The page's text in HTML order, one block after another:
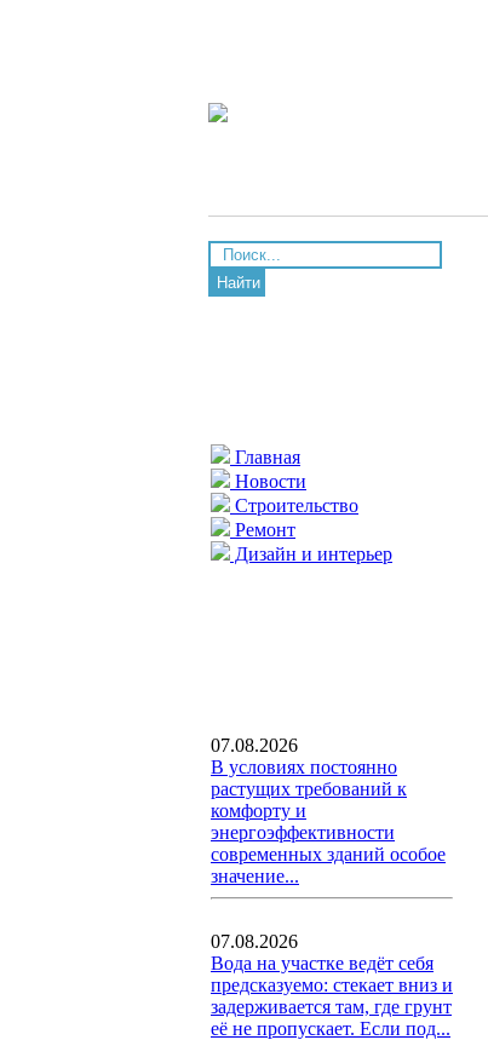
Найти
Главная
Новости
Строительство
Ремонт
Дизайн и интерьер
07.08.2026
В условиях постоянно
растущих требований к
комфорту и
энергоэффективности
современных зданий особое
значение...
07.08.2026
Вода на участке ведёт себя
предсказуемо: стекает вниз и
задерживается там, где грунт
её не пропускает. Если под...